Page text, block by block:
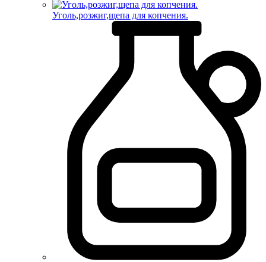
Уголь,розжиг,щепа для копчения.